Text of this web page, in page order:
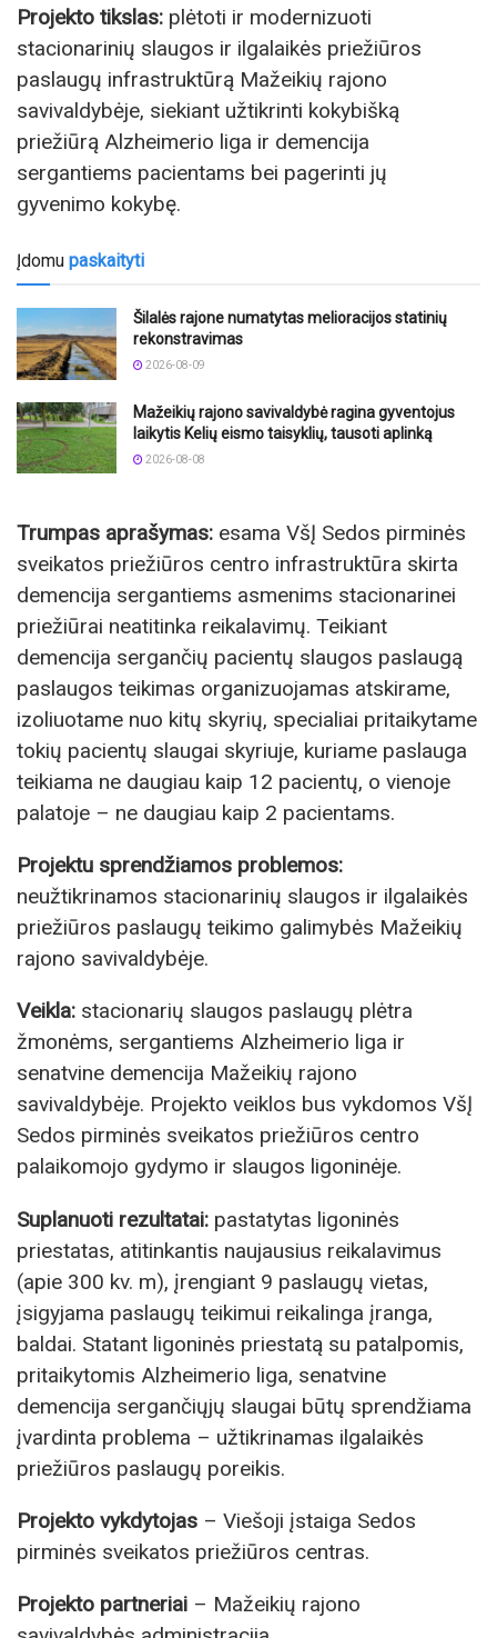
Projekto tikslas: plėtoti ir modernizuoti
stacionarinių slaugos ir ilgalaikės priežiūros
paslaugų infrastruktūrą Mažeikių rajono
savivaldybėje, siekiant užtikrinti kokybišką
priežiūrą Alzheimerio liga ir demencija
sergantiems pacientams bei pagerinti jų
gyvenimo kokybę.
Įdomu paskaityti
Šilalės rajone numatytas melioracijos statinių
rekonstravimas
2026-08-09
Mažeikių rajono savivaldybė ragina gyventojus
laikytis Kelių eismo taisyklių, tausoti aplinką
2026-08-08
Trumpas aprašymas: esama VšĮ Sedos pirminės
sveikatos priežiūros centro infrastruktūra skirta
demencija sergantiems asmenims stacionarinei
priežiūrai neatitinka reikalavimų. Teikiant
demencija sergančių pacientų slaugos paslaugą
paslaugos teikimas organizuojamas atskirame,
izoliuotame nuo kitų skyrių, specialiai pritaikytame
tokių pacientų slaugai skyriuje, kuriame paslauga
teikiama ne daugiau kaip 12 pacientų, o vienoje
palatoje – ne daugiau kaip 2 pacientams.
Projektu sprendžiamos problemos:
neužtikrinamos stacionarinių slaugos ir ilgalaikės
priežiūros paslaugų teikimo galimybės Mažeikių
rajono savivaldybėje.
Veikla: stacionarių slaugos paslaugų plėtra
žmonėms, sergantiems Alzheimerio liga ir
senatvine demencija Mažeikių rajono
savivaldybėje. Projekto veiklos bus vykdomos VšĮ
Sedos pirminės sveikatos priežiūros centro
palaikomojo gydymo ir slaugos ligoninėje.
Suplanuoti rezultatai: pastatytas ligoninės
priestatas, atitinkantis naujausius reikalavimus
(apie 300 kv. m), įrengiant 9 paslaugų vietas,
įsigyjama paslaugų teikimui reikalinga įranga,
baldai. Statant ligoninės priestatą su patalpomis,
pritaikytomis Alzheimerio liga, senatvine
demencija sergančiųjų slaugai būtų sprendžiama
įvardinta problema – užtikrinamas ilgalaikės
priežiūros paslaugų poreikis.
Projekto vykdytojas – Viešoji įstaiga Sedos
pirminės sveikatos priežiūros centras.
Projekto partneriai – Mažeikių rajono